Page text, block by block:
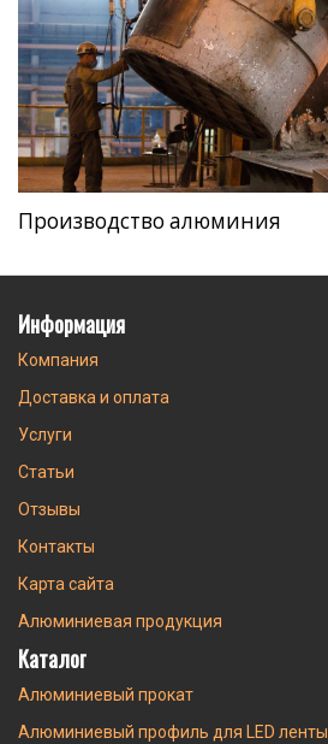
Производство алюминия
Информация
Компания
Доставка и оплата
Услуги
Статьи
Отзывы
Контакты
Карта сайта
Алюминиевая продукция
Каталог
Алюминиевый прокат
Алюминиевый профиль для LED ленты